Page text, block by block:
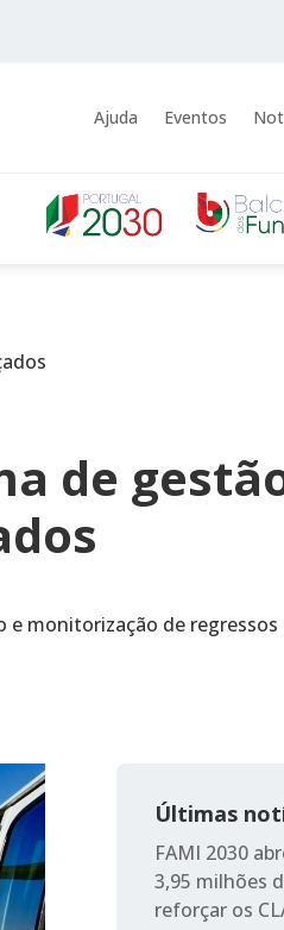
Ajuda Eventos
de
e monitorização de
Últimas
FAMI 2030
3,95 milhões
reforçar os